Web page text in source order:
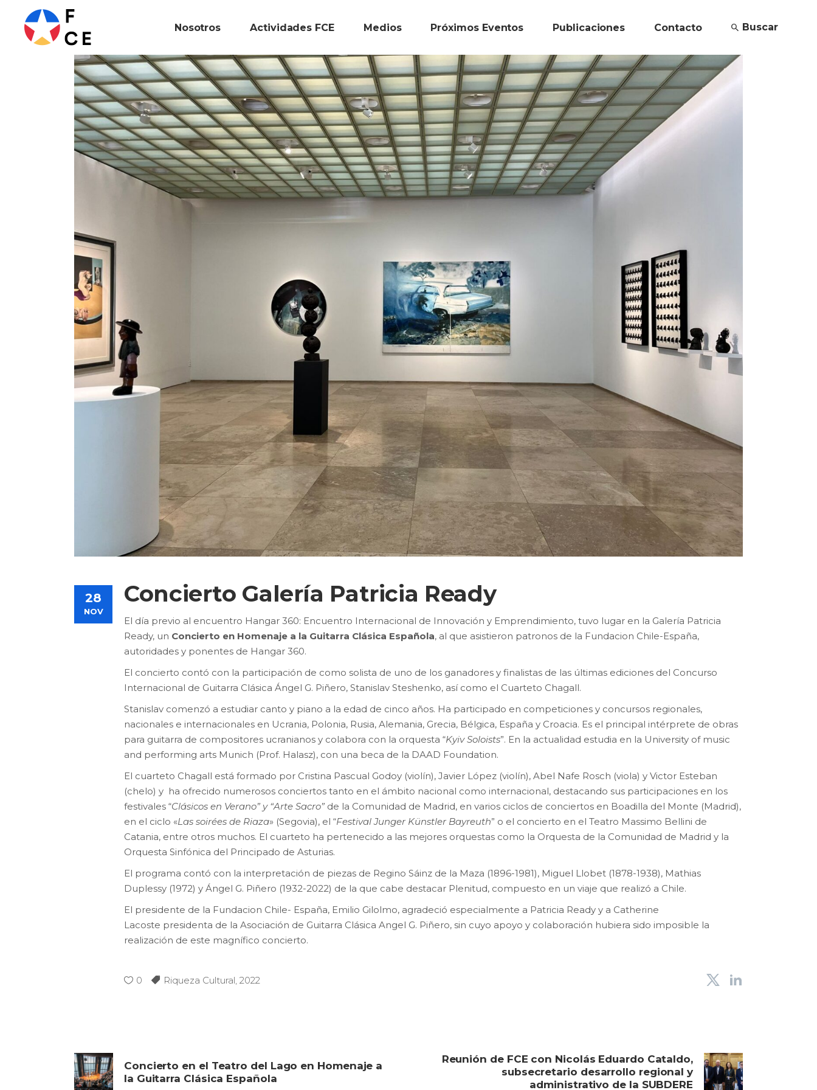
Nosotros Actividades FCE Medios Próximos Eventos Publicaciones Contacto Buscar
28
NOV
Concierto Galería Patricia Ready
El día previo al encuentro Hangar 360: Encuentro Internacional de Innovación y Emprendimiento, tuvo lugar en la Galería Patricia
Ready, un Concierto en Homenaje a la Guitarra Clásica Española, al que asistieron patronos de la Fundacion Chile-España,
autoridades y ponentes de Hangar 360.
El concierto contó con la participación de como solista de uno de los ganadores y finalistas de las últimas ediciones del Concurso
Internacional de Guitarra Clásica Ángel G. Piñero, Stanislav Steshenko, así como el Cuarteto Chagall.
Stanislav comenzó a estudiar canto y piano a la edad de cinco años. Ha participado en competiciones y concursos regionales,
nacionales e internacionales en Ucrania, Polonia, Rusia, Alemania, Grecia, Bélgica, España y Croacia. Es el principal intérprete de obras
para guitarra de compositores ucranianos y colabora con la orquesta “Kyiv Soloists”. En la actualidad estudia en la University of music
and performing arts Munich (Prof. Halasz), con una beca de la DAAD Foundation.
El cuarteto Chagall está formado por Cristina Pascual Godoy (violín), Javier López (violín), Abel Nafe Rosch (viola) y Victor Esteban
(chelo) y ha ofrecido numerosos conciertos tanto en el ámbito nacional como internacional, destacando sus participaciones en los
festivales “Clásicos en Verano” y “Arte Sacro” de la Comunidad de Madrid, en varios ciclos de conciertos en Boadilla del Monte (Madrid),
en el ciclo «Las soirées de Riaza» (Segovia), el “Festival Junger Künstler Bayreuth” o el concierto en el Teatro Massimo Bellini de
Catania, entre otros muchos. El cuarteto ha pertenecido a las mejores orquestas como la Orquesta de la Comunidad de Madrid y la
Orquesta Sinfónica del Principado de Asturias.
El programa contó con la interpretación de piezas de Regino Sáinz de la Maza (1896-1981), Miguel Llobet (1878-1938), Mathias
Duplessy (1972) y Ángel G. Piñero (1932-2022) de la que cabe destacar Plenitud, compuesto en un viaje que realizó a Chile.
El presidente de la Fundacion Chile- España, Emilio Gilolmo, agradeció especialmente a Patricia Ready y a Catherine
Lacoste presidenta de la Asociación de Guitarra Clásica Angel G. Piñero, sin cuyo apoyo y colaboración hubiera sido imposible la
realización de este magnífico concierto.
0 Riqueza Cultural, 2022
Concierto en el Teatro del Lago en Homenaje a
la Guitarra Clásica Española
Reunión de FCE con Nicolás Eduardo Cataldo,
subsecretario desarrollo regional y
administrativo de la SUBDERE